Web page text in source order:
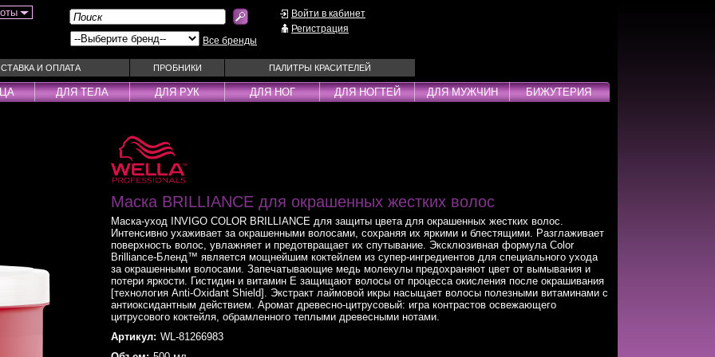
Все бренды
Войти в кабинет
Регистрация
И ОПЛАТА ПРОБНИКИ ПАЛИТРЫ КРАСИТЕЛЕЙ
Муссы
Наборы
Несмываемые уходы
Оттеночные уходы
Парфюм
Паста
Пена
Пилинг
Стайлеры
Сыворотки
Тонирующие средства
Укладка / Стайлинг
Эликсиры
Фиксаторы
Эмульсии
ДЛЯ ТЕЛА ДЛЯ РУК ДЛЯ НОГ ДЛЯ НОГТЕЙ ДЛЯ МУЖЧИН БИЖУТЕРИЯ
Маска BRILLIANCE для окрашенных жестких волос
Маска-уход INVIGO COLOR BRILLIANCE для защиты цвета для окрашенных жестких волос.
Интенсивно ухаживает за окрашенными волосами, сохраняя их яркими и блестящими. Разглаживает
поверхность волос, увлажняет и предотвращает их спутывание. Эксклюзивная формула Color
Brilliance-Бленд™ является мощнейшим коктейлем из супер-ингредиентов для специального ухода
за окрашенными волосами. Запечатывающие медь молекулы предохраняют цвет от вымывания и
потери яркости. Гистидин и витамин Е защищают волосы от процесса окисления после окрашивания
[технология Anti-Oxidant Shield]. Экстракт лаймовой икры насыщает волосы полезными витаминами с
антиоксидантным действием. Аромат древесно-цитрусовый: игра контрастов освежающего
цитрусового коктейля, обрамленного теплыми древесными нотами.
Артикул: WL-81266983